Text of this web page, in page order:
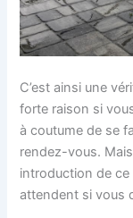
C’est ainsi une
forte raison si
à coutume de se
rendez-vous.
introduction de ce
attendent si vous